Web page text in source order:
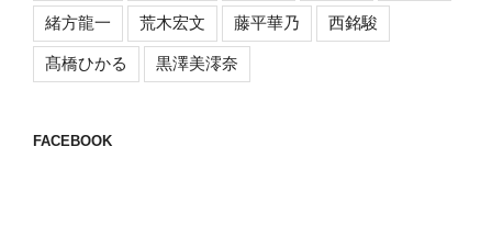
緒方龍一 荒木宏文 藤平華乃 西銘駿
髙橋ひかる 黒澤美澪奈
FACEBOOK